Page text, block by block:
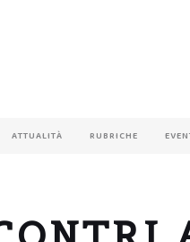
ATTUALITÀ RUBRICHE